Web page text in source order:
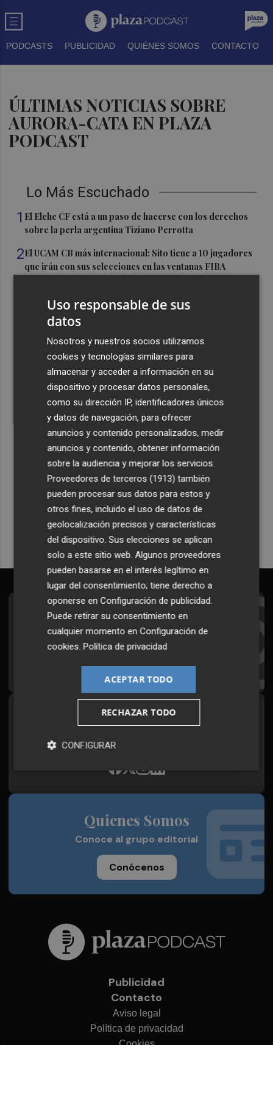
PODCASTS PUBLICIDAD QUIÉNES SOMOS CONTACTO
ÚLTIMAS NOTICIAS SOBRE
AURORA-CATA EN PLAZA
PODCAST
Lo Más Escuchado
1 El Elche CF está a un paso de hacerse con los derechos
sobre la perla argentina Tiziano Perrotta
2El UCAM CB más internacional: Sito tiene a 10 jugadores
que irán con sus selecciones en las ventanas FIBA
exporta a África: Marruecos, el primer destino
La Región de Murcia celebra la Semana de la Juventud
con cinco días de actividades
El coste de la vivienda: 1.338 € netos al mes, el salario
mínimo para poder comprar una vivienda en Castellón
Recibe toda la actualidad de
Plaza Podcast en tu correo
Quiero suscribirme
Suscríbete al Boletín
Todos los días a primera hora en tu email
¡Quiero suscribirme!
Síguenos en redes
Plaza Podcast, desde cualquier medio
Quienes Somos
Conoce al grupo editorial
Conócenos
Publicidad
Contacto
Aviso legal
Política de privacidad
Cookies
Uso responsable de sus
datos
Nosotros y nuestros socios utilizamos
cookies y tecnologías similares para
almacenar y acceder a información en su
dispositivo y procesar datos personales,
como su dirección IP, identificadores únicos
y datos de navegación, para ofrecer
anuncios y contenido personalizados, medir
anuncios y contenido, obtener información
sobre la audiencia y mejorar los servicios.
Proveedores de terceros (1913) también
pueden procesar sus datos para estos y
otros fines, incluido el uso de datos de
geolocalización precisos y características
del dispositivo. Sus elecciones se aplican
solo a este sitio web. Algunos proveedores
pueden basarse en el interés legítimo en
lugar del consentimiento; tiene derecho a
oponerse enConfiguración de publicidad.
Puede retirar su consentimiento en
cualquier momento enConfiguración de
cookies.Política de privacidad
ACEPTAR TODO
RECHAZAR TODO
CONFIGURAR